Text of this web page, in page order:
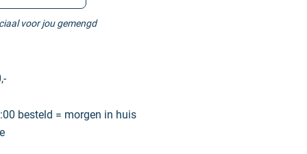
voor jou gemengd
besteld = morgen in huis